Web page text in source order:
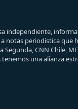
independiente,
notas periodística que
CNN Chile,
una alianza